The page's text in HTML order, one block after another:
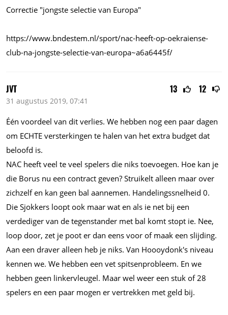
Correctie "jongste selectie van Europa"
https://www.bndestem.nl/sport/nac-heeft-op-oekraiense-
club-na-jongste-selectie-van-europa~a6a6445f/
13 12
JVT
31 augustus 2019, 07:41
Één voordeel van dit verlies. We hebben nog een paar dagen
om ECHTE versterkingen te halen van het extra budget dat
beloofd is.
NAC heeft veel te veel spelers die niks toevoegen. Hoe kan je
die Borus nu een contract geven? Struikelt alleen maar over
zichzelf en kan geen bal aannemen. Handelingssnelheid 0.
Die Sjokkers loopt ook maar wat en als ie net bij een
verdediger van de tegenstander met bal komt stopt ie. Nee,
loop door, zet je poot er dan eens voor of maak een slijding.
Aan een draver alleen heb je niks. Van Hoooydonk's niveau
kennen we. We hebben een vet spitsenprobleem. En we
hebben geen linkervleugel. Maar wel weer een stuk of 28
spelers en een paar mogen er vertrekken met geld bij.